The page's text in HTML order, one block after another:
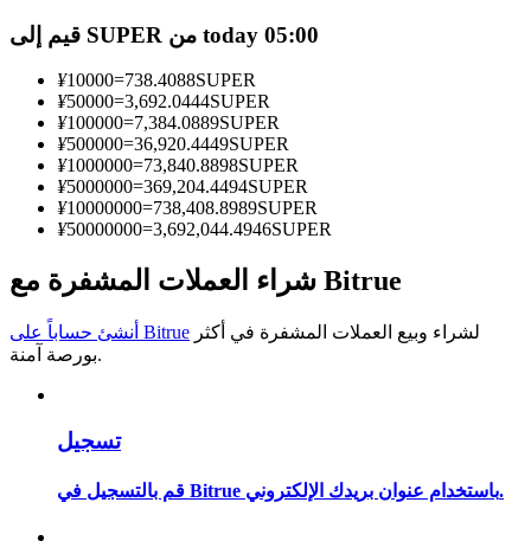
تحليل البيانات الضخمة بما في ذلك المعلومات التجارية، وما
قيم إلى SUPER من today 05:00
¥10000=738.4088SUPER
¥50000=3,692.0444SUPER
¥100000=7,384.0889SUPER
¥500000=36,920.4449SUPER
¥1000000=73,840.8898SUPER
¥5000000=369,204.4494SUPER
¥10000000=738,408.8989SUPER
¥50000000=3,692,044.4946SUPER
شراء العملات المشفرة مع Bitrue
أنشئ حساباً على Bitrue
بورصة آمنة.
تسجيل
قم بالتسجيل في Bitrue باستخدام عنوان بريدك الإلكتروني.